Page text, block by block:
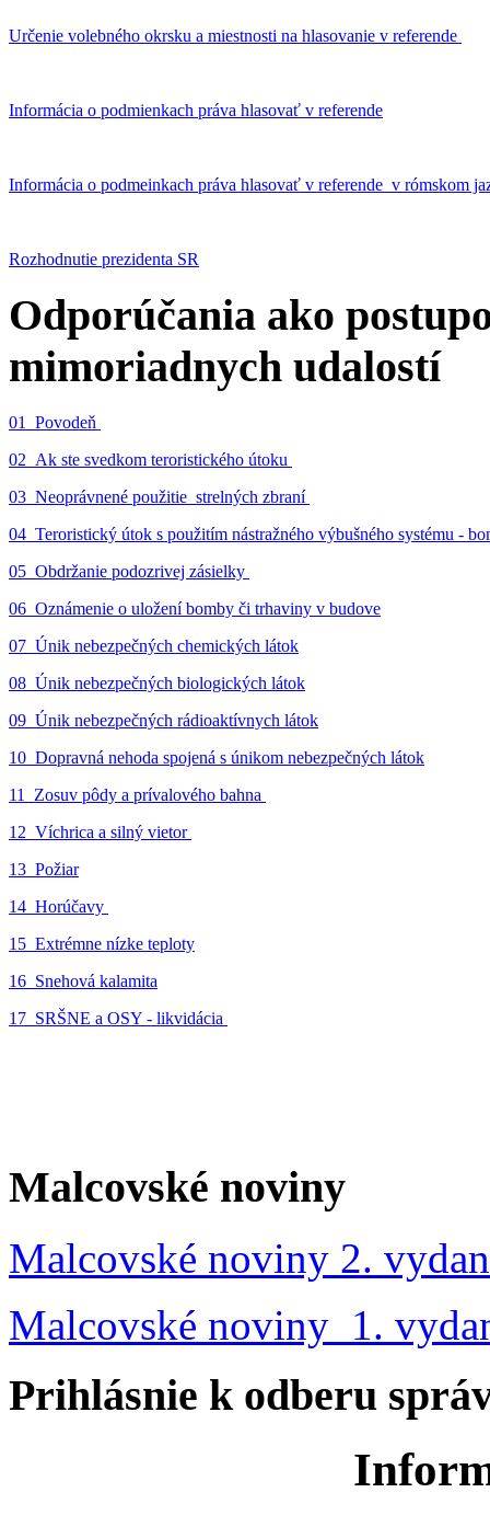
Určenie volebného okrsku a miestnosti na hlasovanie v referende
Informácia o podmienkach práva hlasovať v referende
Informácia o podmeinkach práva hlasovať v referende v rómskom
Rozhodnutie prezidenta SR
Odporúčania ako
mimoriadnych udalostí
01_Povodeň
02_Ak ste svedkom teroristického útoku
03_Neoprávnené použitie strelných zbraní
04_Teroristický útok s použitím nástražného výbušného systému -
05_Obdržanie podozrivej zásielky
06_Oznámenie o uložení bomby či trhaviny v budove
07_Únik nebezpečných chemických látok
08_Únik nebezpečných biologických látok
09_Únik nebezpečných rádioaktívnych látok
10_Dopravná nehoda spojená s únikom nebezpečných látok
11_Zosuv pôdy a prívalového bahna
12_Víchrica a silný vietor
13_Požiar
14_Horúčavy
15_Extrémne nízke teploty
16_Snehová kalamita
17_SRŠNE a OSY - likvidácia
Malcovské noviny
Malcovské noviny 2.
Malcovské noviny 1.
Prihlásnie k odberu